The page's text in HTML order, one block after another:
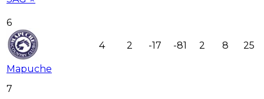
6
Mapuche
4 2 -17 -81 2 8 25
7